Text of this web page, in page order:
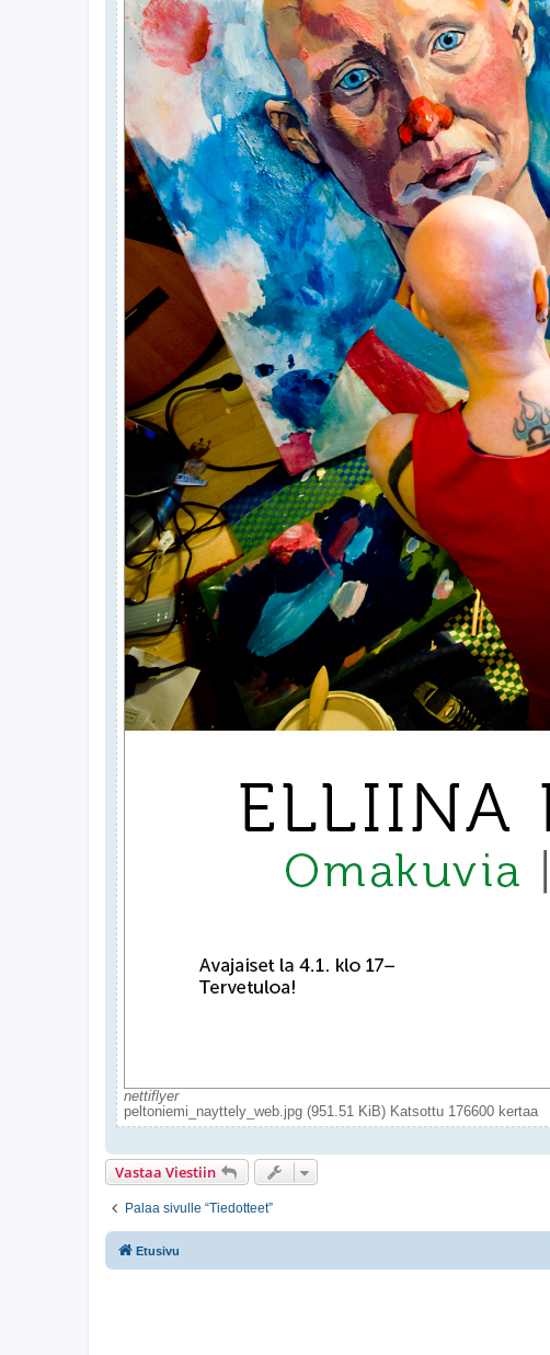
nettiflyer
peltoniemi_nayttely_web.jpg (951.51 KiB) Katsottu 176600 kertaa
Vastaa Viestiin
Palaa sivulle “Tiedotteet”
Etusivu